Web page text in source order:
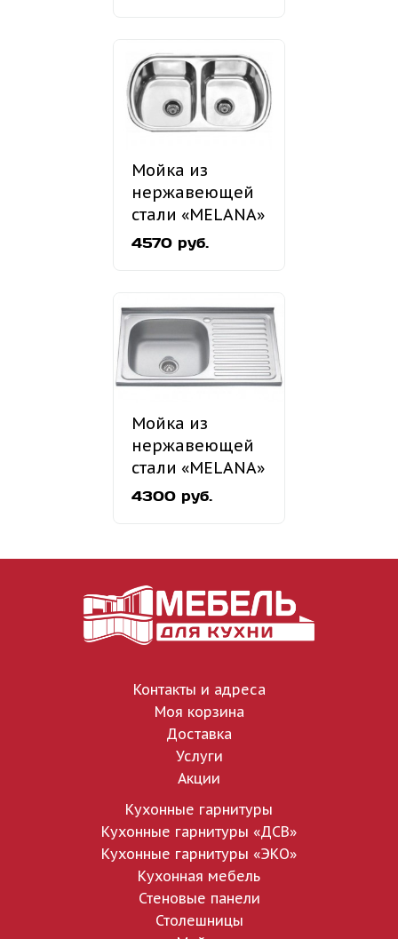
Мойка из
нержавеющей
стали «MELANA»
MLN-7749
4570 руб.
Мойка из
нержавеющей
стали «MELANA»
MLN-8060
4300 руб.
Контакты и адреса
Моя корзина
Доставка
Услуги
Акции
Кухонные гарнитуры
Кухонные гарнитуры «ДСВ»
Кухонные гарнитуры «ЭКО»
Кухонная мебель
Стеновые панели
Столешницы